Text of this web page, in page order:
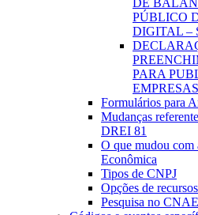
DE
PÚBLICO
DIGITAL –
PARA
Formulários para
Mudanças
DREI 81
O que mudou
Econômica
Tipos de CNPJ
Opções de
Pesquisa no CNAE